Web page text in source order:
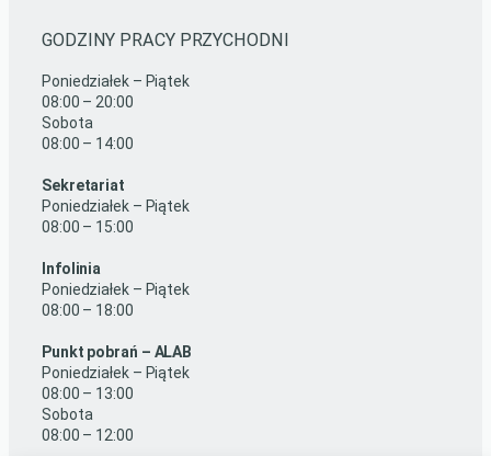
GODZINY PRACY PRZYCHODNI
Poniedziałek – Piątek
08:00 – 20:00
Sobota
08:00 – 14:00
Sekretariat
Poniedziałek – Piątek
08:00 – 15:00
Infolinia
Poniedziałek – Piątek
08:00 – 18:00
Punkt pobrań – ALAB
Poniedziałek – Piątek
08:00 – 13:00
Sobota
08:00 – 12:00